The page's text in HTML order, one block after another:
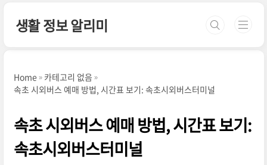
생활 정보 알리미
Home
카테고리 없음
속초 시외버스 예매 방법, 시간표 보기: 속초시외버스터미널
속초 시외버스 예매 방법, 시간표 보기:
속초시외버스터미널